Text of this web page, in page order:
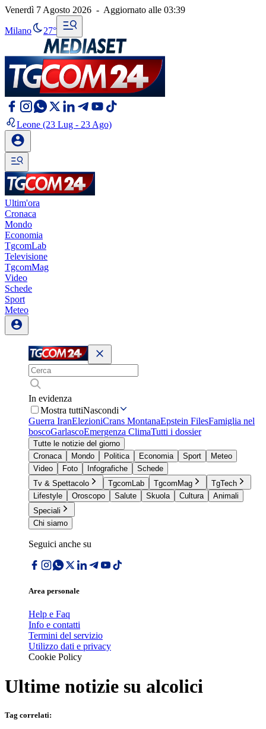
Venerdì 7 Agosto 2026 - Aggiornato alle 03:39
Milano 27°
Leone (23 Lug - 23 Ago)
Ultim'ora
Cronaca
Mondo
Economia
TgcomLab
Televisione
TgcomMag
Video
Schede
Sport
Meteo
In evidenza
Mostra tuttiNascondi
Guerra IranElezioniCrans MontanaEpstein FilesFamiglia nel
boscoGarlascoEmergenza ClimaTutti i dossier
Tutte le notizie del giorno
Cronaca
Mondo Politica Economia Sport
Meteo
Video
Foto Infografiche
Schede
Tv & Spettacolo
TgcomLab TgcomMag
TgTech
Lifestyle
Oroscopo Salute Skuola Cultura
Animali
Speciali
Chi siamo
Seguici anche su
Area personale
Help e Faq
Info e contatti
Termini del servizio
Utilizzo dati e privacy
Cookie Policy
Ultime notizie su alcolici
Tag correlati: